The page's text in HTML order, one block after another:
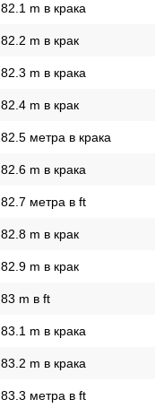
82.1 m в крака
82.2 m в крак
82.3 m в крака
82.4 m в крак
82.5 метра в крака
82.6 m в крака
82.7 метра в ft
82.8 m в крак
82.9 m в крак
83 m в ft
83.1 m в крака
83.2 m в крака
83.3 метра в ft